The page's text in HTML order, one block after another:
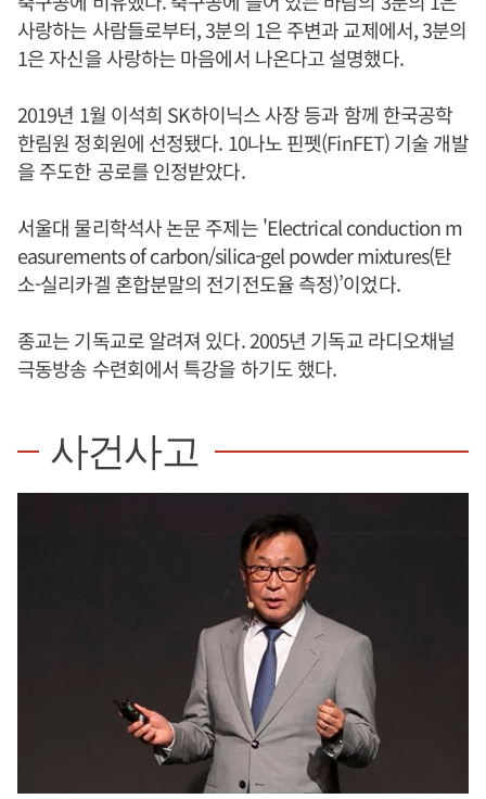
사랑하는 사람들로부터, 3분의 1은 주변과 교제에서, 3분의
1은 자신을 사랑하는 마음에서 나온다고 설명했다.
2019년 1월 이석희 SK하이닉스 사장 등과 함께 한국공학
한림원 정회원에 선정됐다. 10나노 핀펫(FinFET) 기술 개발
을 주도한 공로를 인정받았다.
서울대 물리학석사 논문 주제는 'Electrical conduction m
easurements of carbon/silica-gel powder mixtures(탄
소-실리카겔 혼합분말의 전기전도율 측정)’이었다.
종교는 기독교로 알려져 있다. 2005년 기독교 라디오채널
극동방송 수련회에서 특강을 하기도 했다.
사건사고